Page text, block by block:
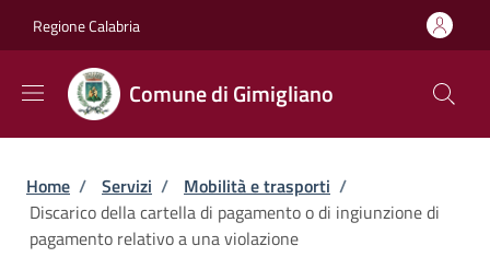
Regione Calabria
Comune di Gimigliano
Briciole di pane
Home / Servizi / Mobilità e trasporti /
Discarico della cartella di pagamento o di ingiunzione di
pagamento relativo a una violazione